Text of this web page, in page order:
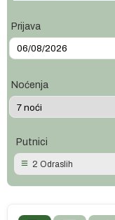
Prijava
Noćenja
Putnici
2 Odraslih